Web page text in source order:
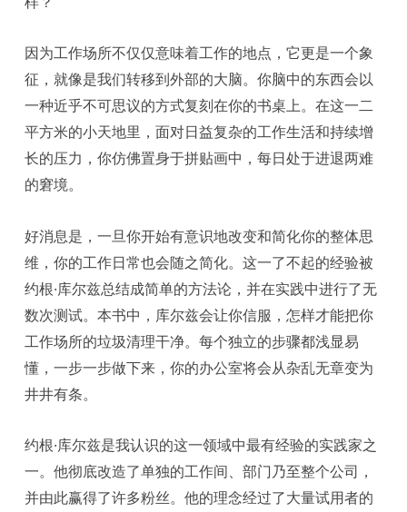
因为工作场所不仅仅意味着工作的地点，它更是一个象
征，就像是我们转移到外部的大脑。你脑中的东西会以
一种近乎不可思议的方式复刻在你的书桌上。在这一二
平方米的小天地里，面对日益复杂的工作生活和持续增
长的压力，你仿佛置身于拼贴画中，每日处于进退两难
的窘境。
好消息是，一旦你开始有意识地改变和简化你的整体思
维，你的工作日常也会随之简化。这一了不起的经验被
约根·库尔兹总结成简单的方法论，并在实践中进行了无
数次测试。本书中，库尔兹会让你信服，怎样才能把你
工作场所的垃圾清理干净。每个独立的步骤都浅显易
懂，一步一步做下来，你的办公室将会从杂乱无章变为
井井有条。
约根·库尔兹是我认识的这一领域中最有经验的实践家之
一。他彻底改造了单独的工作间、部门乃至整个公司，
并由此赢得了许多粉丝。他的理念经过了大量试用者的